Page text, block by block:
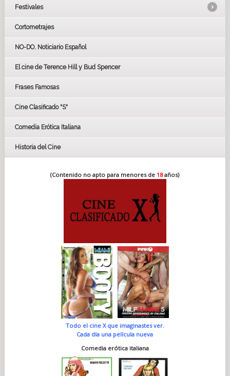
Festivales
LOS OSCARS
GOYAS
BAFTA
Cortometrajes
NO-DO. Noticiario Español
El cine de Terence Hill y Bud Spencer
Frases Famosas
Cine Clasificado "S"
Comedia Erótica Italiana
Historia del Cine
(Contenido no apto para menores de 18años)
Todo el cine X que imaginastes ver.
Cada día una película nueva
Comedia erótica italiana